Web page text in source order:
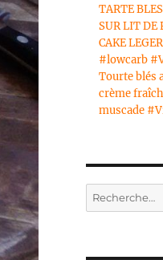
TARTE
SUR LIT DE
CAKE
#lowcarb
Tourte blés
crème
muscade
Recherche
pour :